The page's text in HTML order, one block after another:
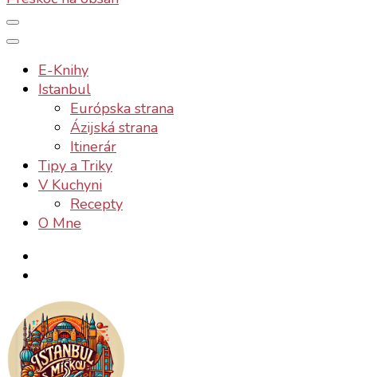
E-Knihy
Istanbul
Európska strana
Ázijská strana
Itinerár
Tipy a Triky
V Kuchyni
Recepty
O Mne